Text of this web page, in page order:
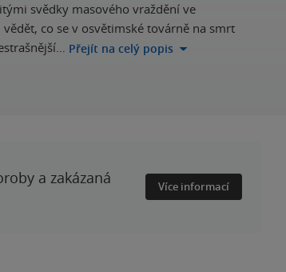
svědky masového vraždění ve
co se v osvětimské továrně na smrt
Přejít na celý popis
a zakázaná
Více informací